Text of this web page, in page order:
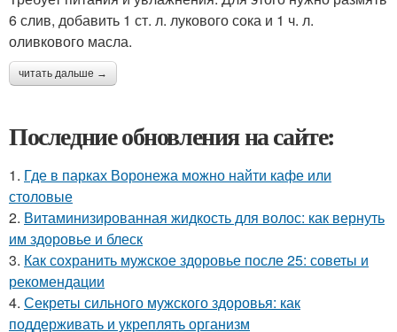
6 слив, добавить 1 ст. л. лукового сока и 1 ч. л.
оливкового масла.
читать дальше →
Последние обновления на сайте:
1. Где в парках Воронежа можно найти кафе или
столовые
2. Витаминизированная жидкость для волос: как вернуть
им здоровье и блеск
3. Как сохранить мужское здоровье после 25: советы и
рекомендации
4. Секреты сильного мужского здоровья: как
поддерживать и укреплять организм